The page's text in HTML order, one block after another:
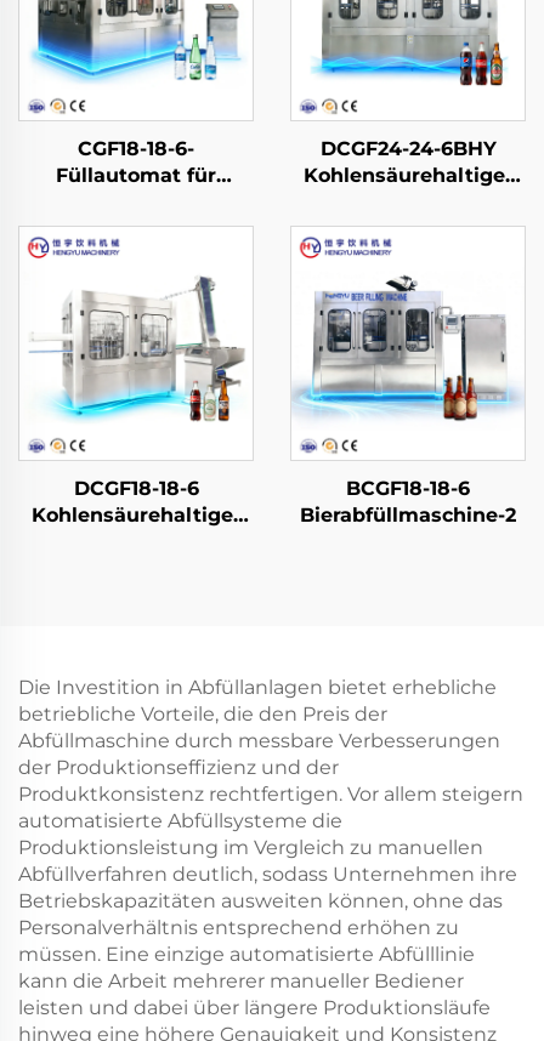
CGF18-18-6-
Füllautomat für
Flaschen
DCGF24-24-6BHY
Kohlensäurehaltige-
Abfüllmaschine
DCGF18-18-6
Kohlensäurehaltige-
BCGF18-18-6
Bierabfüllmaschine-2
Die Investition in Abfüllanlagen bietet erhebliche
betriebliche Vorteile, die den Preis der
Abfüllmaschine durch messbare Verbesserungen
der Produktionseffizienz und der
Produktkonsistenz rechtfertigen. Vor allem steigern
automatisierte Abfüllsysteme die
Produktionsleistung im Vergleich zu manuellen
Abfüllverfahren deutlich, sodass Unternehmen ihre
Betriebskapazitäten ausweiten können, ohne das
Personalverhältnis entsprechend erhöhen zu
müssen. Eine einzige automatisierte Abfülllinie
kann die Arbeit mehrerer manueller Bediener
leisten und dabei über längere Produktionsläufe
hinweg eine höhere Genauigkeit und Konsistenz